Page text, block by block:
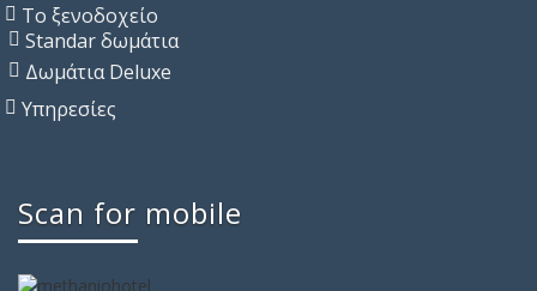
Το ξενοδοχείο
Standar δωμάτια
Δωμάτια Deluxe
Υπηρεσίες
Scan for mobile